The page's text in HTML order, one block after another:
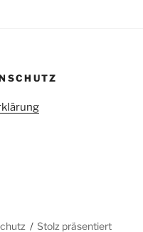
Stolz präsentiert